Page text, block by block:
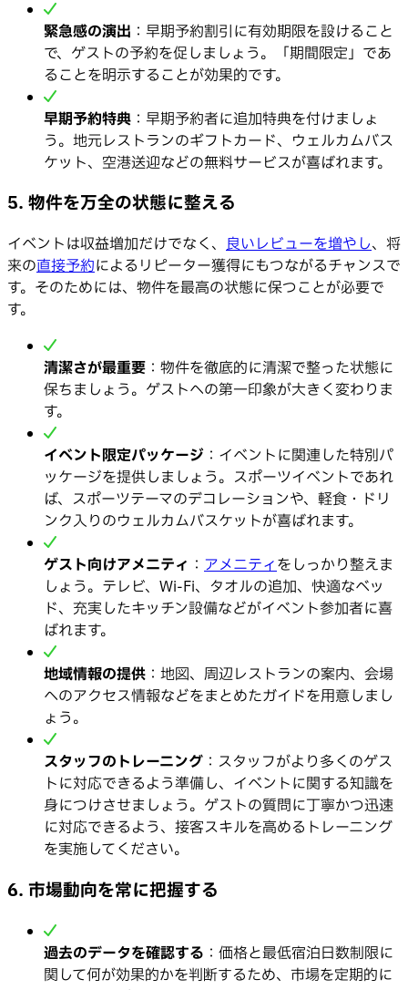
緊急感の演出 ：早期予約割引に有効期限を設けること
で、ゲストの予約を促しましょう。「期間限定」であ
ることを明示することが効果的です。
早期予約特典 ：早期予約者に追加特典を付けましょ
う。地元レストランのギフトカード、ウェルカムバス
ケット、空港送迎などの無料サービスが喜ばれます。
5. 物件を万全の状態に整える
イベントは収益増加だけでなく、 良いレビューを増やし、将
来の直接予約によるリピーター獲得にもつながるチャンスで
す。そのためには、物件を最高の状態に保つことが必要で
す。
清潔さが最重要 ：物件を徹底的に清潔で整った状態に
保ちましょう。ゲストへの第一印象が大きく変わりま
す。
イベント限定パッケージ ：イベントに関連した特別パ
ッケージを提供しましょう。スポーツイベントであれ
ば、スポーツテーマのデコレーションや、軽食・ドリ
ンク入りのウェルカムバスケットが喜ばれます。
ゲスト向けアメニティ ： アメニティをしっかり整えま
しょう。テレビ、Wi-Fi、タオルの追加、快適なベッ
ド、充実したキッチン設備などがイベント参加者に喜
ばれます。
地域情報の提供 ：地図、周辺レストランの案内、会場
へのアクセス情報などをまとめたガイドを用意しまし
ょう。
スタッフのトレーニング ：スタッフがより多くのゲス
トに対応できるよう準備し、イベントに関する知識を
身につけさせましょう。ゲストの質問に丁寧かつ迅速
に対応できるよう、接客スキルを高めるトレーニング
を実施してください。
6. 市場動向を常に把握する
過去のデータを確認する ：価格と最低宿泊日数制限に
関して何が効果的かを判断するため、市場を定期的に